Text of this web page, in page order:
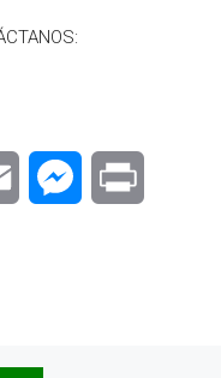
Email Messenger